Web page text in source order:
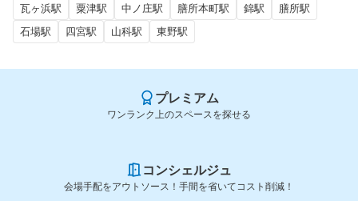
瓦ヶ浜駅 粟津駅 中ノ庄駅 膳所本町駅 錦駅
膳所駅
石場駅
四宮駅 山科駅 東野駅
プレミアム
ワンランク上のスペースを探せる
コンシェルジュ
会場手配をアウトソース！手間を省いてコスト削減！